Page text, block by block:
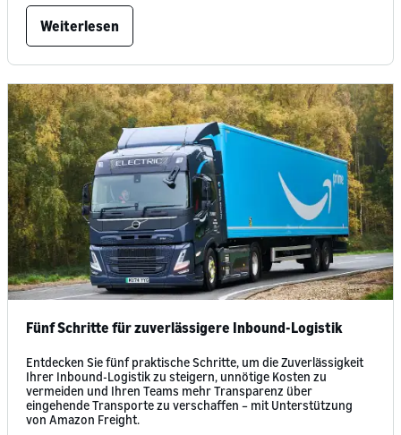
Weiterlesen
Fünf Schritte für zuverlässigere Inbound-Logistik
Entdecken Sie fünf praktische Schritte, um die Zuverlässigkeit
Ihrer Inbound-Logistik zu steigern, unnötige Kosten zu
vermeiden und Ihren Teams mehr Transparenz über
eingehende Transporte zu verschaffen – mit Unterstützung
von Amazon Freight.